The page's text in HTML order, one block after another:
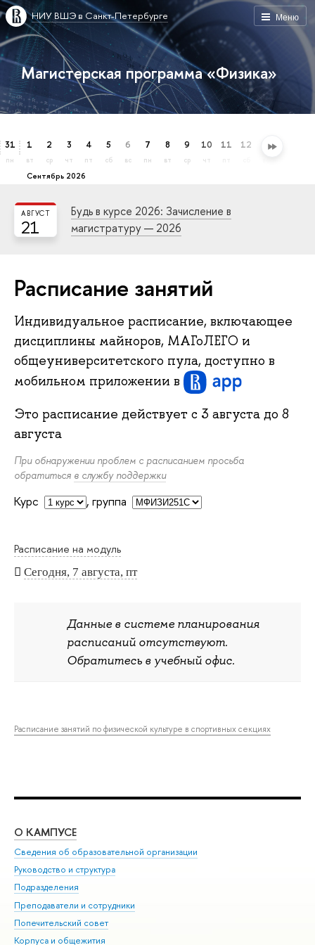
Меню
НИУ ВШЭ в Санкт-Петербурге
Магистерская программа «Физика»
31
пн
сентябрь 2026
1
вт
2
ср
3
чт
4
пт
5
сб
6
вс
7
пн
8
вт
9
ср
10
чт
11 12 13
21
АВГУСТ
Будь в курсе 2026: Зачисление в
магистратуру — 2026
Расписание на модуль
Сегодня, 7 августа, пт
Расписание занятий
Индивидуальное расписание, включающее
дисциплины майноров, МАГоЛЕГО и
общеуниверситетского пула, доступно в
мобильном приложении в
Это расписание действует с 3 августа до 8
августа
При обнаружении проблем с расписанием просьба
обратиться в службу поддержки
Курс , группа
Данные в системе планирования
расписаний отсутствуют.
Обратитесь в учебный офис.
Расписание занятий по физической культуре в спортивных секциях
О КАМПУСЕ
Сведения об образовательной организации
Руководство и структура
Подразделения
Преподаватели и сотрудники
Попечительский совет
Корпуса и общежития